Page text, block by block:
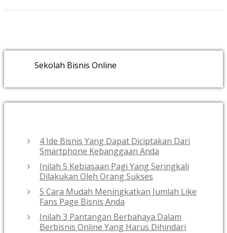
Sekolah Bisnis Online
4 Ide Bisnis Yang Dapat Diciptakan Dari
Smartphone Kebanggaan Anda
Inilah 5 Kebiasaan Pagi Yang Seringkali
Dilakukan Oleh Orang Sukses
5 Cara Mudah Meningkatkan Jumlah Like
Fans Page Bisnis Anda
Inilah 3 Pantangan Berbahaya Dalam
Berbisnis Online Yang Harus Dihindari